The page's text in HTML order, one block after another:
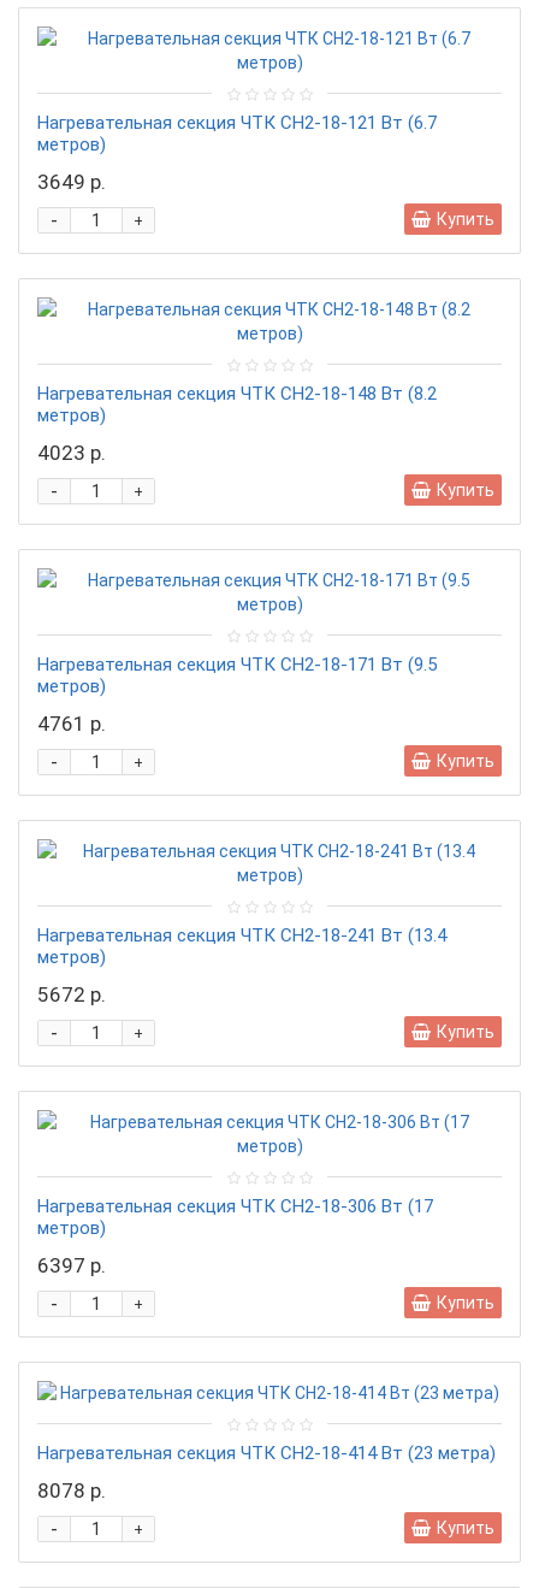
Нагревательная секция ЧТК CН2-18-121 Вт (6.7
метров)
3649 р.
+
- Купить
Нагревательная секция ЧТК CН2-18-148 Вт (8.2
метров)
4023 р.
+
- Купить
Нагревательная секция ЧТК CН2-18-171 Вт (9.5
метров)
4761 р.
+
- Купить
Нагревательная секция ЧТК CН2-18-241 Вт (13.4
метров)
5672 р.
+
- Купить
Нагревательная секция ЧТК CН2-18-306 Вт (17
метров)
6397 р.
+
- Купить
Нагревательная секция ЧТК CН2-18-414 Вт (23 метра)
8078 р.
+
- Купить